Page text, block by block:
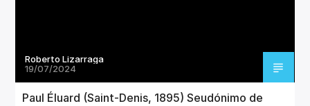
Roberto Lizarraga
19/07/2024
Paul Éluard (Saint-Denis, 1895) Seudónimo de